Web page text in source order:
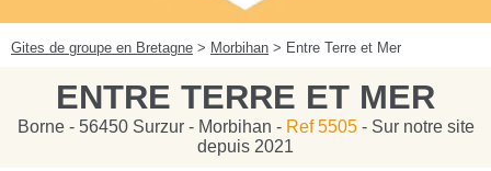
Gites de groupe en Bretagne > Morbihan > Entre Terre et Mer
ENTRE TERRE ET MER
Borne - 56450 Surzur - Morbihan - Ref 5505- Sur notre site
depuis 2021